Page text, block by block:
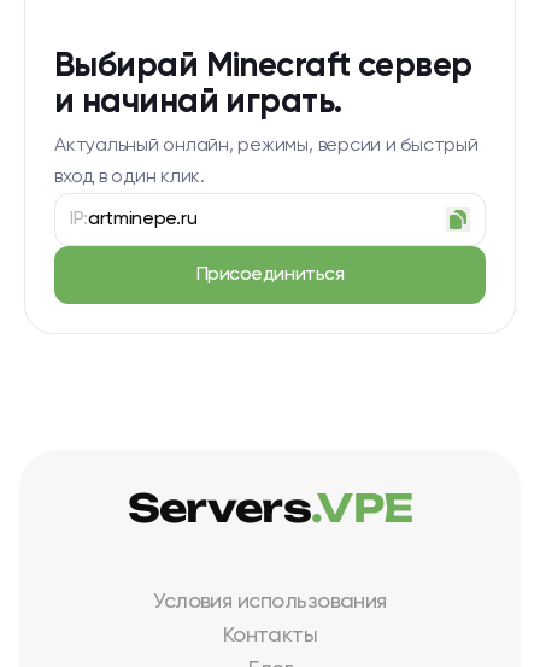
Выбирай Minecraft сервер
и начинай играть.
Актуальный онлайн, режимы, версии и быстрый
вход в один клик.
IP:artminepe.ru
Присоединиться
Условия использования
Контакты
Servers.VPE